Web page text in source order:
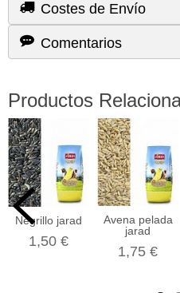
Costes de Envío
Comentarios
Productos
Negrillo jarad
1,50 €
Avena pelada
jarad
1,75 €